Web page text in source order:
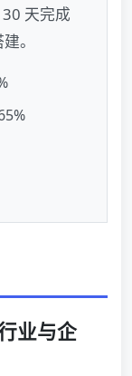
天完成
。
业与企